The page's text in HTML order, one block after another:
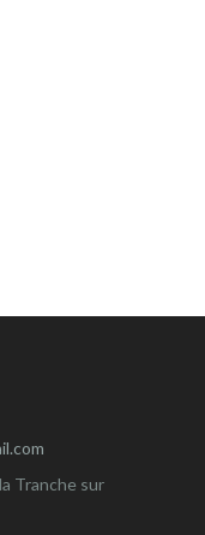
Tranche sur